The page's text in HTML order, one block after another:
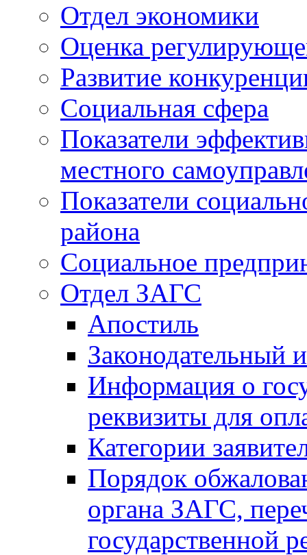
Отдел экономики
Оценка
Развитие
Социальная сфера
Показатели
местного
Показатели
района
Социальное
Отдел ЗАГС
Апостиль
Законодательный
Информация о
реквизиты для
Категории
Порядок
органа ЗАГС,
государственной